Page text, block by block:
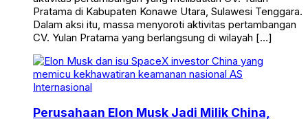
Pratama di Kabupaten Konawe Utara, Sulawesi Tenggara.
Dalam aksi itu, massa menyoroti aktivitas pertambangan
CV. Yulan Pratama yang berlangsung di wilayah […]
Internasional
Perusahaan Elon Musk Jadi Milik China,